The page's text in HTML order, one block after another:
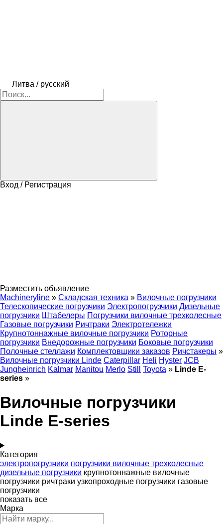
Литва / русский
Вход / Регистрация
Разместить объявление
Machineryline » Складская техника » Вилочные погрузчики
Телескопические погрузчики Электропогрузчики Дизельные
погрузчики Штабелеры Погрузчики вилочные трехколесные
Газовые погрузчики Ричтраки Электротележки
Крупнотоннажные вилочные погрузчики Роторные
погрузчики Внедорожные погрузчики Боковые погрузчики
Полочные стеллажи Комплектовщики заказов Ричстакеры »
Вилочные погрузчики Linde Caterpillar Heli Hyster JCB
Jungheinrich Kalmar Manitou Merlo Still Toyota » Linde E-
series »
Вилочные погрузчики
Linde E-series
Категория
электропогрузчики погрузчики вилочные трехколесные
дизельные погрузчики крупнотоннажные вилочные
погрузчики ричтраки узкопроходные погрузчики газовые
погрузчики
показать все
Марка